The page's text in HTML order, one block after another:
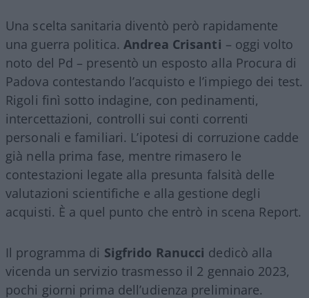
Una scelta sanitaria diventò però rapidamente
una guerra politica.Andrea Crisanti – oggi volto
noto del Pd – presentò un esposto alla Procura di
Padova contestando l’acquisto e l’impiego dei test.
Rigoli finì sotto indagine, con pedinamenti,
intercettazioni, controlli sui conti correnti
personali e familiari. L’ipotesi di corruzione cadde
già nella prima fase, mentre rimasero le
contestazioni legate alla presunta falsità delle
valutazioni scientifiche e alla gestione degli
acquisti. È a quel punto che entrò in scena Report.
Il programma di Sigfrido Ranucci dedicò alla
vicenda un servizio trasmesso il 2 gennaio 2023,
pochi giorni prima dell’udienza preliminare.